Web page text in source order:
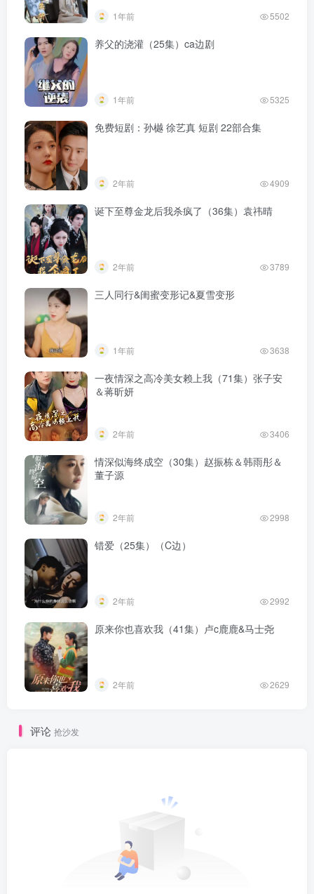
1年前 5502
养父的浇灌（25集）ca边剧
1年前 5325
免费短剧：孙樾 徐艺真 短剧 22部合集
2年前 4909
诞下至尊金龙后我杀疯了（36集）袁祎晴
2年前 3789
三人同行&闺蜜变形记&夏雪变形
1年前 3638
一夜情深之高冷美女赖上我（71集）张子安
＆蒋昕妍
2年前 3406
情深似海终成空（30集）赵振栋＆韩雨彤＆
董子源
2年前 2998
错爱（25集）（C边）
2年前 2992
原来你也喜欢我（41集）卢c鹿鹿&马士尧
2年前 2629
评论 抢沙发